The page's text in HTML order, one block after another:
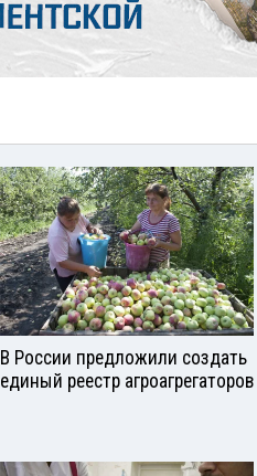
В России предложили создать
единый реестр агроагрегаторов